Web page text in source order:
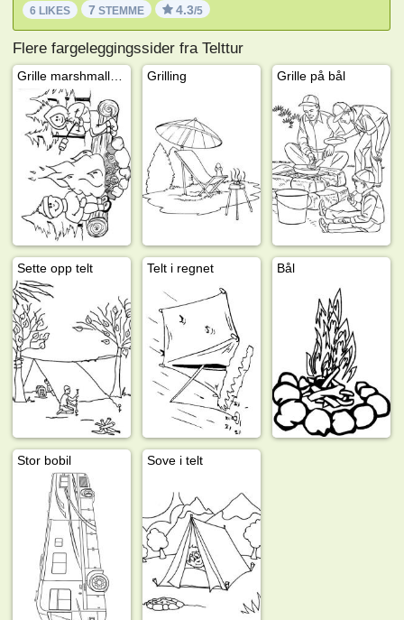
6 LIKES 7 STEMME 4.3/5
Flere fargeleggingssider fra Telttur
Grilling Grille på bål
Sette opp telt Telt i regnet Bål
Stor bobil Sove i telt